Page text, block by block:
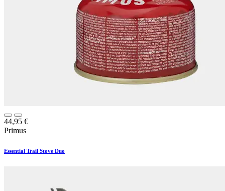
44,95 €
Primus
Essential Trail Stove Duo